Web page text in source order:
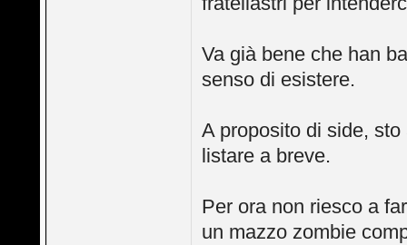
Va già bene che han
senso di esistere.
A proposito di side,
listare a breve.
Per ora non riesco a
un mazzo zombie